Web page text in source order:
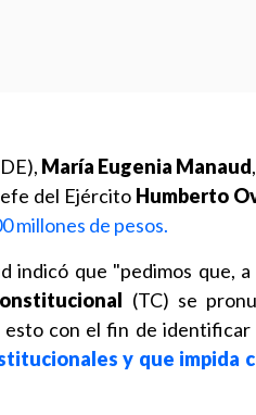
María Eugenia Manaud
del Ejército Humberto
millones de pesos.
indicó que "pedimos que,
(TC) se
esto con el fin de identificar
y que impida